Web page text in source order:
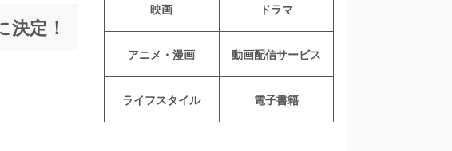
定！
映画 ドラマ
アニメ・漫画 動画配信サービス
ライフスタイル 電子書籍